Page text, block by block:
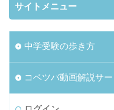
サイトメニュー
中学受験の歩き方
コベツバ動画解説サー